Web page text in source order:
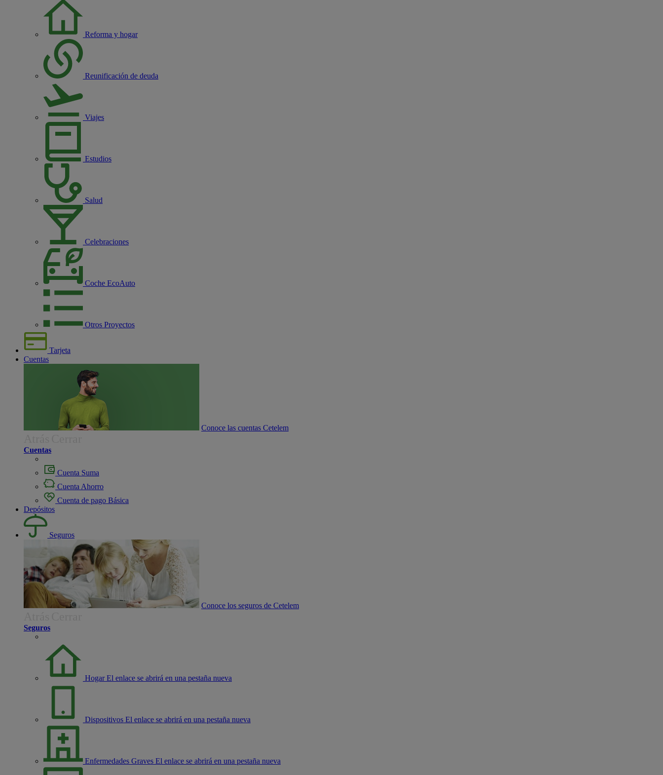
Reforma y hogar
Reunificación de deuda
Viajes
Estudios
Salud
Celebraciones
Coche EcoAuto
Otros Proyectos
Tarjeta
Cuentas
Conoce las cuentas Cetelem
Cuentas
Cuenta Suma
Cuenta Ahorro
Cuenta de pago Básica
Depósitos
Seguros
Conoce los seguros de Cetelem
Seguros
Hogar El enlace se abrirá en una pestaña nueva
Dispositivos El enlace se abrirá en una pestaña nueva
Enfermedades Graves El enlace se abrirá en una pestaña nueva